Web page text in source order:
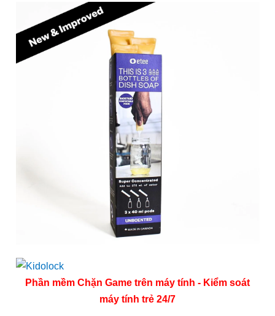
Phần mềm Chặn Game trên máy tính - Kiểm soát
máy tính trẻ 24/7